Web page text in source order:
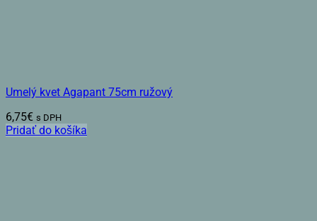
Umelý kvet Agapant 75cm ružový
6,75€ s DPH
Pridať do košíka